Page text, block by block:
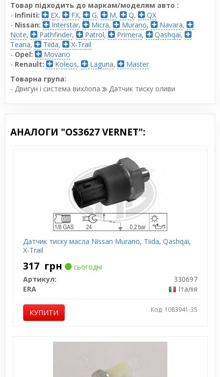
Товар підходить до маркам/моделям авто :
- Infiniti: EX, FX, G, M, Q,
QX
- Nissan: Interstar, Micra, Murano, Navara,
Note, Pathfinder, Patrol, Primera, Qashqai,
Teana, Tiida,
X-Trail
- Opel:
Movano
- Renault: Koleos, Laguna,
Master
Товарна група:
- Двигун і система вихлопа
Датчик тиску оливи
АНАЛОГИ "OS3627 VERNET":
Датчик тиску масла Nissan Murano, Tiida, Qashqai,
X-Trail
317 грн
сьогодні
Артикул:
330697
ERA
Італія
КУПИТИ Код: 1083941-35